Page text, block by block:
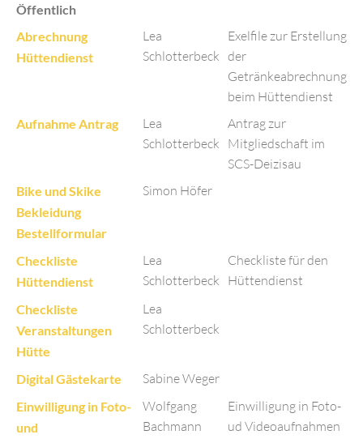
Öffentlich
Abrechnung
Hüttendienst
Lea
Schlotterbeck
Exelfile zur Erstellung
der
Getränkeabrechnung
beim Hüttendienst
Aufnahme Antrag
Lea
Schlotterbeck
Antrag zur
Mitgliedschaft im
SCS-Deizisau
Bike und Skike
Bekleidung
Bestellformular
Simon Höfer
Checkliste
Hüttendienst
Lea
Schlotterbeck
Checkliste für den
Hüttendienst
Checkliste
Veranstaltungen
Hütte
Lea
Schlotterbeck
Digital Gästekarte Sabine Weger
Einwilligung in Foto-
und
Wolfgang
Bachmann
Einwilligung in Foto-
ud Videoaufnahmen